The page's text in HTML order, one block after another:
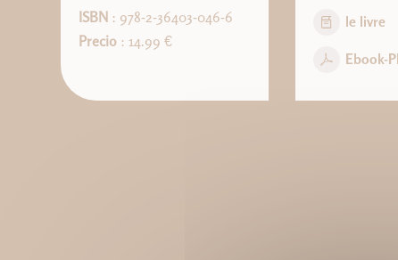
ISBN : 978-2-36403-046-6
Precio: 14.99 €
le livre
Ebook-